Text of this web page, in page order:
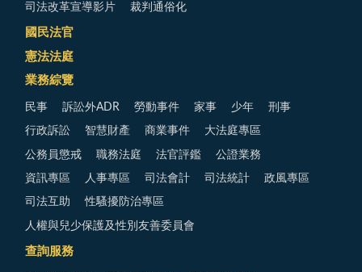
司法改革宣導影片 裁判通俗化
國民法官
憲法法庭
業務綜覽
民事 訴訟外ADR 勞動事件 家事 少年 刑事
行政訴訟 智慧財產 商業事件 大法庭專區
公務員懲戒 職務法庭 法官評鑑 公證業務
資訊專區 人事專區 司法會計 司法統計 政風專區
司法互助 性騷擾防治專區
人權與兒少保護及性別友善委員會
查詢服務